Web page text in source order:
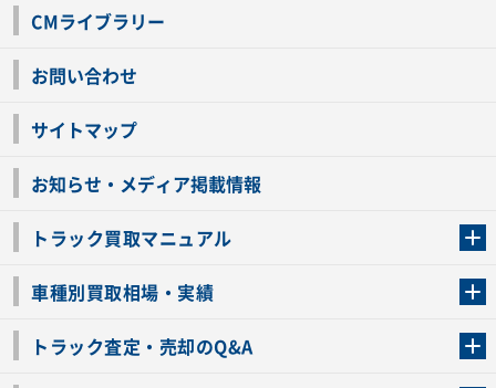
CMライブラリー
お問い合わせ
サイトマップ
お知らせ・メディア掲載情報
トラック買取マニュアル
車種別買取相場・実績
トラック査定・売却のQ&A